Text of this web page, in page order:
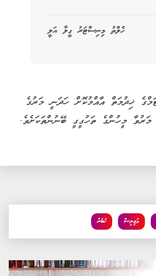
ހެލްތު މިނިސްޓަރު ގީލާ އަލީ
ޚިދުމަތް އާއްމުކޮށް ހަދަނީ މަރުގެ
މީހުންގެ ތަހުގީގީ ބޭނުންތަކަށެވެ.
ޚަބަރު މަޖިލިސް